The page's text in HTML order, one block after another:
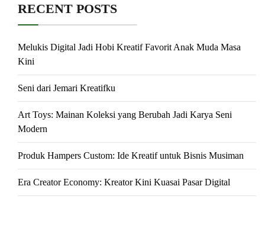
RECENT POSTS
Melukis Digital Jadi Hobi Kreatif Favorit Anak Muda Masa
Kini
Seni dari Jemari Kreatifku
Art Toys: Mainan Koleksi yang Berubah Jadi Karya Seni
Modern
Produk Hampers Custom: Ide Kreatif untuk Bisnis Musiman
Era Creator Economy: Kreator Kini Kuasai Pasar Digital